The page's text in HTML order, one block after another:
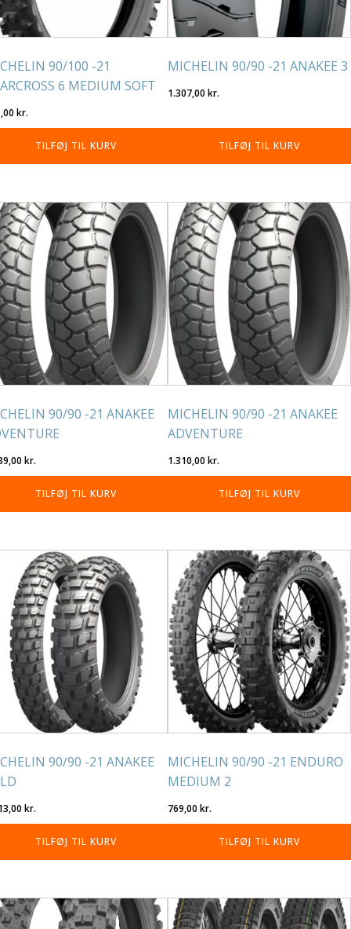
90/100 -21
6 MEDIUM SOFT
kr.
TILFØJ TIL KURV
MICHELIN 90/90 -21 ANAKEE 3
1.307,00kr.
TILFØJ TIL KURV
90/90 -21 ANAKEE
kr.
TILFØJ TIL KURV
MICHELIN 90/90 -21 ANAKEE
ADVENTURE
1.310,00kr.
TILFØJ TIL KURV
90/90 -21 ANAKEE
kr.
TILFØJ TIL KURV
MICHELIN 90/90 -21 ENDURO
MEDIUM 2
769,00kr.
TILFØJ TIL KURV